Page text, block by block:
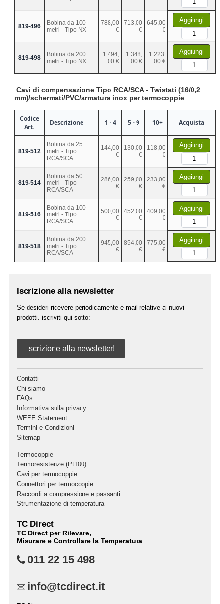
819-496
Bobina da 100
metri - Tipo NX
788,00
€
713,00
€
645,00
€
Aggiungi
819-498
Bobina da 200
metri - Tipo NX
1.494,
00 €
1.348,
00 €
1.223,
00 €
Aggiungi
Cavi di compensazione Tipo RCA/SCA - Twistati (16/0,2
mm)/schermati/PVC/armatura inox per termocoppie
Codice
Art.
Descrizione 1 - 4 5 - 9 10+ Acquista
819-512
Bobina da 25
metri - Tipo
RCA/SCA
144,00
€
130,00
€
118,00
€
Aggiungi
819-514
Bobina da 50
metri - Tipo
RCA/SCA
286,00
€
259,00
€
233,00
€
Aggiungi
819-516
Bobina da 100
metri - Tipo
RCA/SCA
500,00
€
452,00
€
409,00
€
Aggiungi
819-518
Bobina da 200
metri - Tipo
RCA/SCA
945,00
€
854,00
€
775,00
€
Aggiungi
Iscrizione alla newsletter
Se desideri ricevere periodicamente e-mail relative ai nuovi
prodotti, iscriviti qui sotto:
Iscrizione alla newsletter!
Contatti
Chi siamo
FAQs
Informativa sulla privacy
WEEE Statement
Termini e Condizioni
Sitemap
Termocoppie
Termoresistenze (Pt100)
Cavi per termocoppie
Connettori per termocoppie
Raccordi a compressione e passanti
Strumentazione di temperatura
TC Direct
TC Direct per Rilevare,
Misurare e Controllare la Temperatura
011 22 15 498
info@tcdirect.it